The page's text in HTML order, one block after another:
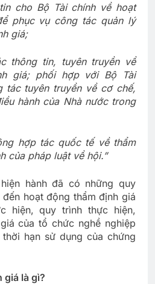
cho Bộ Tài chính về hoạt
phục vụ công tác quản lý
giá;
thông tin, tuyên truyền về
giá; phối hợp với Bộ Tài
tác tuyên truyền về cơ chế,
hành của Nhà nước trong
hợp tác quốc tế về thẩm
của pháp luật về hội.”
hành đã có những quy
hoạt động thẩm định giá
hiện, quy trình thực hiện,
của tổ chức nghề nghiệp
hạn sử dụng của chứng
giá là gì?